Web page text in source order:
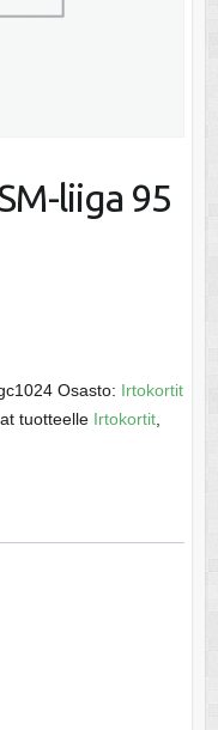
liiga 95
Osasto: Irtokortit
tuotteelle Irtokortit,